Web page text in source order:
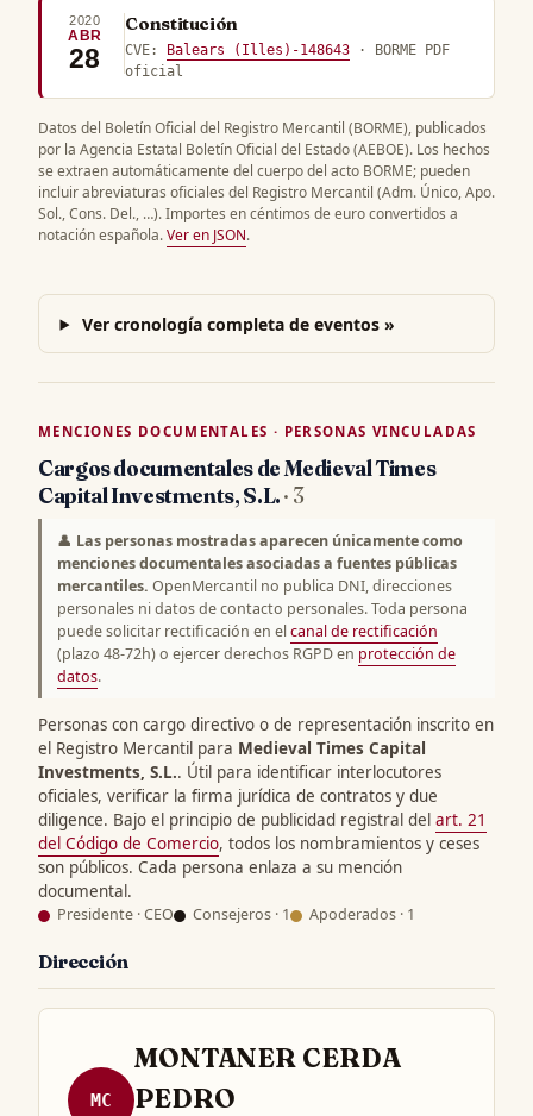
2020
ABR
28
Constitución
CVE: Balears (Illes)-148643 · BORME PDF
oficial
Datos del Boletín Oficial del Registro Mercantil (BORME), publicados
por la Agencia Estatal Boletín Oficial del Estado (AEBOE). Los hechos
se extraen automáticamente del cuerpo del acto BORME; pueden
incluir abreviaturas oficiales del Registro Mercantil (Adm. Único, Apo.
Sol., Cons. Del., …). Importes en céntimos de euro convertidos a
notación española.Ver en JSON.
Ver cronología completa de eventos »
MENCIONES DOCUMENTALES · PERSONAS VINCULADAS
Cargos documentales de Medieval Times
Capital Investments, S.L.· 3
👤 Las personas mostradas aparecen únicamente como
menciones documentales asociadas a fuentes públicas
mercantiles. OpenMercantil no publica DNI, direcciones
personales ni datos de contacto personales. Toda persona
puede solicitar rectificación en elcanal de rectificación
(plazo 48-72h) o ejercer derechos RGPD en protección de
datos.
Personas con cargo directivo o de representación inscrito en
el Registro Mercantil para Medieval Times Capital
Investments, S.L.. Útil para identificar interlocutores
oficiales, verificar la firma jurídica de contratos y due
diligence. Bajo el principio de publicidad registral del art. 21
del Código de Comercio, todos los nombramientos y ceses
son públicos. Cada persona enlaza a su mención
documental.
Presidente · CEO Consejeros · 1 Apoderados · 1
Dirección
MC
MONTANER CERDA
PEDRO